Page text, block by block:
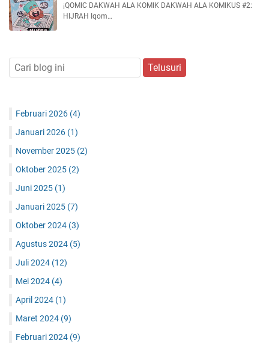
¡QOMIC DAKWAH ALA KOMIK DAKWAH ALA KOMIKUS #2:
HIJRAH Iqom…
Februari 2026 (4)
Januari 2026 (1)
November 2025 (2)
Oktober 2025 (2)
Juni 2025 (1)
Januari 2025 (7)
Oktober 2024 (3)
Agustus 2024 (5)
Juli 2024 (12)
Mei 2024 (4)
April 2024 (1)
Maret 2024 (9)
Februari 2024 (9)